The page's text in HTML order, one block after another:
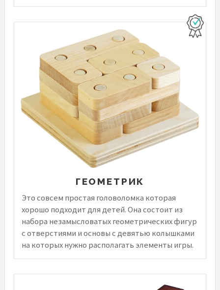
ГЕОМЕТРИК
Это совсем простая головоломка которая
хорошо подходит для детей. Она состоит из
набора незамысловатых геометрических фигур
с отверстиями и основы с девятью колышками
на которых нужно располагать элементы игры.